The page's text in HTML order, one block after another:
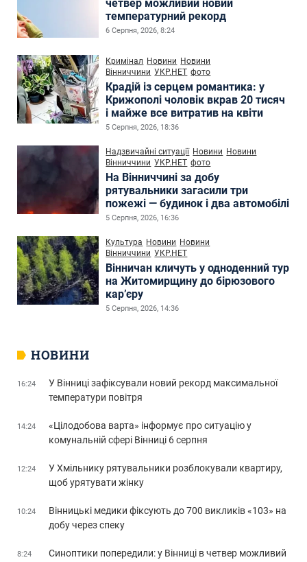
четвер можливий новий
температурний рекорд
6 Серпня, 2026, 8:24
Кримінал Новини Новини
Вінниччини УКР.НЕТ фото
Крадій із серцем романтика: у
Крижополі чоловік вкрав 20 тисяч
і майже все витратив на квіти
5 Серпня, 2026, 18:36
Надзвичайні ситуації Новини Новини
Вінниччини УКР.НЕТ фото
На Вінниччині за добу
рятувальники загасили три
пожежі — будинок і два автомобілі
5 Серпня, 2026, 16:36
Культура Новини Новини
Вінниччини УКР.НЕТ
Вінничан кличуть у одноденний тур
на Житомирщину до бірюзового
кар’єру
5 Серпня, 2026, 14:36
НОВИНИ
16:24
У Вінниці зафіксували новий рекорд максимальної
температури повітря
14:24
«Цілодобова варта» інформує про ситуацію у
комунальній сфері Вінниці 6 серпня
12:24
У Хмільнику рятувальники розблокували квартиру,
щоб урятувати жінку
10:24
Вінницькі медики фіксують до 700 викликів «103» на
добу через спеку
8:24
Синоптики попередили: у Вінниці в четвер можливий